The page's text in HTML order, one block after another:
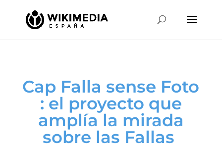
Cap Falla sense Foto
: el proyecto que
amplía la mirada
sobre las Fallas